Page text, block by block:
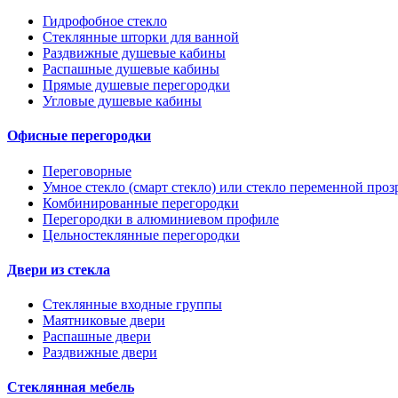
Гидрофобное стекло
Стеклянные шторки для ванной
Раздвижные душевые кабины
Распашные душевые кабины
Прямые душевые перегородки
Угловые душевые кабины
Офисные перегородки
Переговорные
Умное стекло (смарт стекло) или стекло переменной
Комбинированные перегородки
Перегородки в алюминиевом профиле
Цельностеклянные перегородки
Двери из стекла
Стеклянные входные группы
Маятниковые двери
Распашные двери
Раздвижные двери
Стеклянная мебель